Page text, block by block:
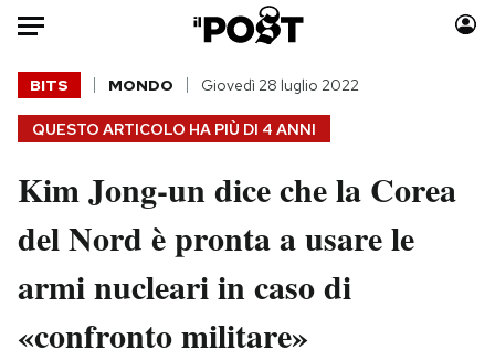
Auto
HOME
Italia
Politica
Tecnologia
Scienza
Moda
Consumismi
Storie/Idee
Media
QUESTO ARTICOLO HA PIÙ DI 4 ANNI
BITS MONDO Giovedì 28 luglio 2022
Kim Jong-un dice che la Corea
del Nord è pronta a usare le
armi nucleari in caso di
«confronto militare»